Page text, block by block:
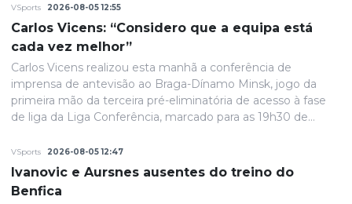
VSports 2026-08-05 12:55
Carlos Vicens: “Considero que a equipa está
cada vez melhor”
Carlos Vicens realizou esta manhã a conferência de
imprensa de antevisão ao Braga-Dínamo Minsk, jogo da
primeira mão da terceira pré-eliminatória de acesso à fase
de liga da Liga Conferência, marcado para as 19h30 de
VSports 2026-08-05 12:47
Ivanovic e Aursnes ausentes do treino do
Benfica